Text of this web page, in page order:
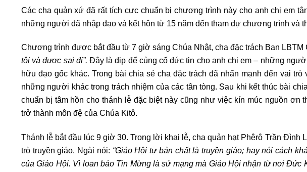
Các cha quản xứ đã rất tích cực chuẩn bị chương trình này cho anh chị em
những người đã nhập đạo và kết hôn từ 15 năm đến tham dự chương trình và
Chương trình được bắt đầu từ 7 giờ sáng Chúa Nhật, cha đặc trách Ban LBTM
tội và được sai đi”. Đây là dịp để củng cố đức tin cho anh chị em – những
hữu đạo gốc khác. Trong bài chia sẻ cha đặc trách đã nhấn mạnh đến vai
những người khác trong trách nhiệm của các tân tòng. Sau khi kết thúc bài
chuẩn bị tâm hồn cho thánh lễ đặc biệt này cũng như việc kín múc nguồn ơn
trở thành môn đệ của Chúa Kitô.
Thánh lễ bắt đầu lúc 9 giờ 30. Trong lời khai lễ, cha quản hạt Phêrô Trần Đình
trò truyền giáo. Ngài nói: “Giáo Hội tự bản chất là truyền giáo; hay nói cách
của Giáo Hội. Vì loan báo Tin Mừng là sứ mạng mà Giáo Hội nhận từ nơi Đức